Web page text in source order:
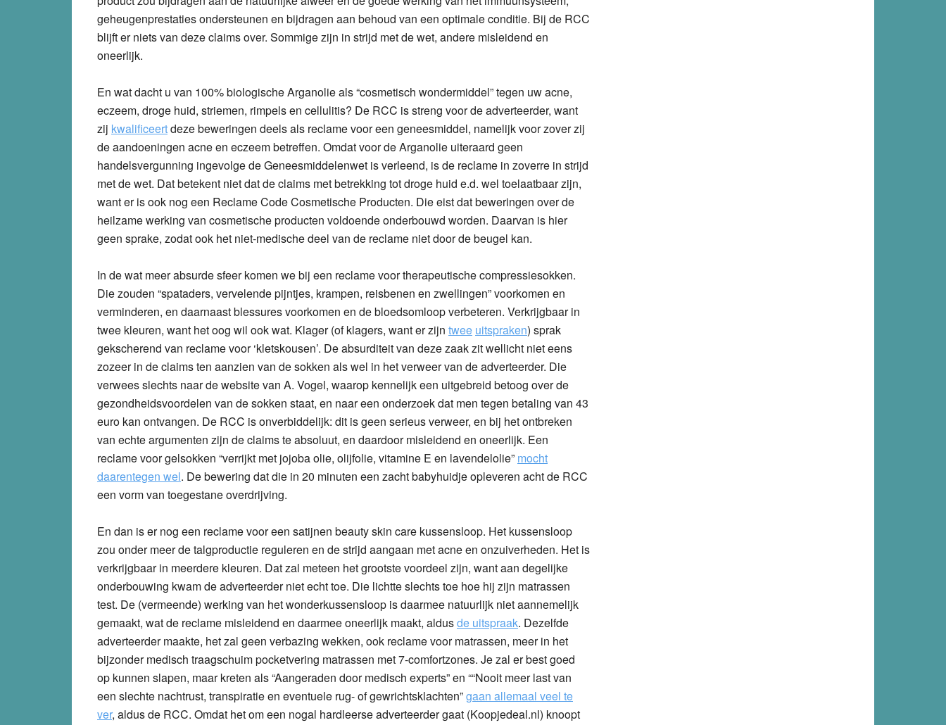
geheugenprestaties ondersteunen en bijdragen aan behoud van een optimale conditie. Bij de RCC
blijft er niets van deze claims over. Sommige zijn in strijd met de wet, andere misleidend en
oneerlijk.
En wat dacht u van 100% biologische Arganolieals “cosmetisch wondermiddel” tegen uw acne,
eczeem, droge huid, striemen, rimpels en cellulitis? De RCC is streng voor de adverteerder, want
zij kwalificeertdeze beweringen deels als reclame voor een geneesmiddel, namelijk voor zover zij
de aandoeningen acne en eczeem betreffen. Omdat voor de Arganolie uiteraard geen
handelsvergunning ingevolge de Geneesmiddelenwet is verleend, is de reclame in zoverre in strijd
met de wet. Dat betekent niet dat de claims met betrekking tot droge huid e.d. wel toelaatbaar zijn,
want er is ook nog een Reclame Code Cosmetische Producten. Die eist dat beweringen over de
heilzame werking van cosmetische producten voldoende onderbouwd worden. Daarvan is hier
geen sprake, zodat ook het niet-medische deel van de reclame niet door de beugel kan.
In de wat meer absurde sfeer komen we bij een reclame voortherapeutische compressiesokken.
Die zouden “spataders, vervelende pijntjes, krampen, reisbenen en zwellingen” voorkomen en
verminderen, en daarnaast blessures voorkomen en de bloedsomloop verbeteren. Verkrijgbaar in
twee kleuren, want het oog wil ook wat. Klager (of klagers, want er zijn twee uitspraken) sprak
gekscherend van reclame voor ‘kletskousen’. De absurditeit van deze zaak zit wellicht niet eens
zozeer in de claims ten aanzien van de sokken als wel in het verweer van de adverteerder. Die
verwees slechts naar de website van A. Vogel, waarop kennelijk een uitgebreid betoog over de
gezondheidsvoordelen van de sokken staat, en naar een onderzoek dat men tegen betaling van 43
euro kan ontvangen. De RCC is onverbiddelijk: dit is geen serieus verweer, en bij het ontbreken
van echte argumenten zijn de claims te absoluut, en daardoor misleidend en oneerlijk. Een
reclame voorgelsokken “verrijkt met jojoba olie, olijfolie, vitamine E en lavendelolie” mocht
daarentegen wel. De bewering dat die in 20 minuten een zacht babyhuidje opleveren acht de RCC
een vorm van toegestane overdrijving.
En dan is er nog een reclame voor een satijnen beauty skin care kussensloop. Het kussensloop
zou onder meer de talgproductie reguleren en de strijd aangaan met acne en onzuiverheden. Het is
verkrijgbaar in meerdere kleuren. Dat zal meteen het grootste voordeel zijn, want aan degelijke
onderbouwing kwam de adverteerder niet echt toe. Die lichtte slechts toe hoe hij zijn matrassen
test. De (vermeende) werking van het wonderkussensloop is daarmee natuurlijk niet aannemelijk
gemaakt, wat de reclame misleidend en daarmee oneerlijk maakt, aldusde uitspraak. Dezelfde
adverteerder maakte, het zal geen verbazing wekken, ook reclame voor matrassen, meer in het
bijzondermedisch traagschuim pocketvering matrassen met 7-comfortzones. Je zal er best goed
op kunnen slapen, maar kreten als “Aangeraden door medisch experts” en ““Nooit meer last van
een slechte nachtrust, transpiratie en eventuele rug- of gewrichtsklachten”gaan allemaal veel te
ver, aldus de RCC. Omdat het om een nogal hardleerse adverteerder gaat (Koopjedeal.nl) knoopt